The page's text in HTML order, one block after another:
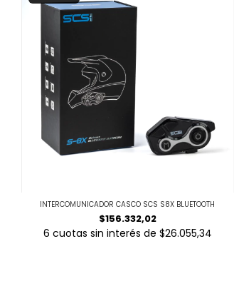
INTERCOMUNICADOR CASCO SCS S8X BLUETOOTH
$156.332,02
6 cuotas sin interés de $26.055,34